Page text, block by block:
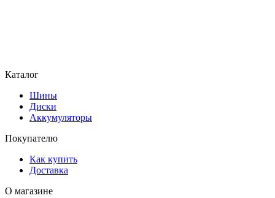
Каталог
Шины
Диски
Аккумуляторы
Покупателю
Как купить
Доставка
О магазине